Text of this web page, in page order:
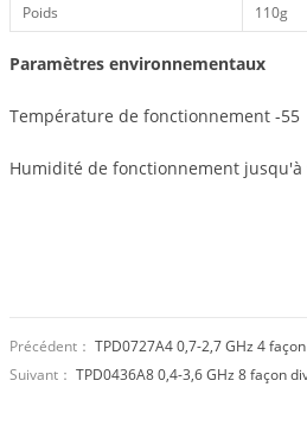
Poids
110g
Paramètres environnementaux
Température de fonctionnement -55
Humidité de fonctionnement jusqu'à
Précédent： TPD0727A4 0,7-2,7 GHz 4
Suivant： TPD0436A8 0,4-3,6 GHz 8 façon